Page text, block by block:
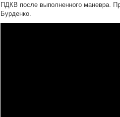
ПДКВ после выполненного маневра .
Бурденко.